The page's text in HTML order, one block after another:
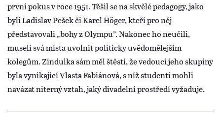
první pokus v roce 1951. Těšil se na skvělé pedagogy, jako
byli Ladislav Pešek či Karel Höger, kteří pro něj
představovali „bohy z Olympu”. Nakonec ho neučili,
museli svá místa uvolnit politicky uvědomělejším
kolegům. Zindulka sám měl štěstí, že vedoucí jeho skupiny
byla vynikající Vlasta Fabiánová, s níž studenti mohli
navázat niterný vztah, jaký divadelní prostředí vyžaduje.